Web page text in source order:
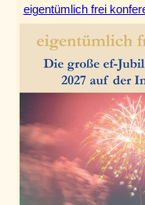
eigentümlich frei